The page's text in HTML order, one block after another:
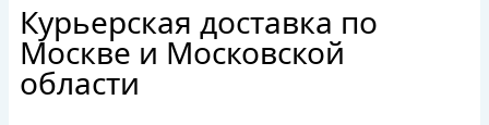
Курьерская доставка по
Москве и Московской
области